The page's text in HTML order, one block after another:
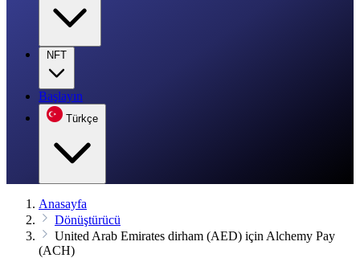
NFT
Başlayın
Türkçe
Anasayfa
Dönüştürücü
United Arab Emirates dirham (AED) için Alchemy Pay
(ACH)